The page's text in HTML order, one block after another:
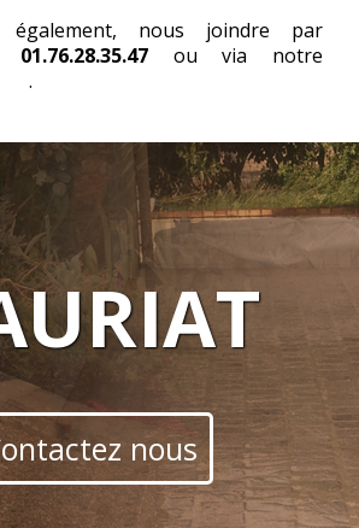
également, nous joindre par
01.76.28.35.47 ou via notre
.
nous